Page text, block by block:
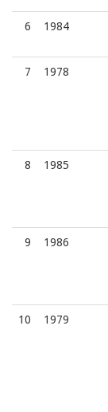
6 1984
7 1978
8 1985
9 1986
10 1979